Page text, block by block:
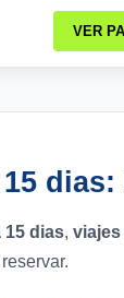
VER
15 dias, viajes